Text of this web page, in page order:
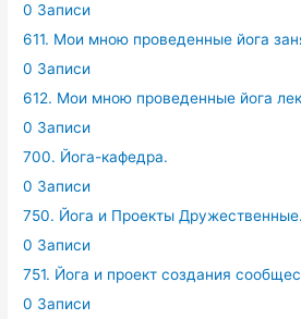
0 Записи
611. Мои мною проведенные йога
0 Записи
612. Мои мною проведенные йога
0 Записи
700. Йога-кафедра.
0 Записи
750. Йога и Проекты Дружественные.
0 Записи
751. Йога и проект создания
0 Записи